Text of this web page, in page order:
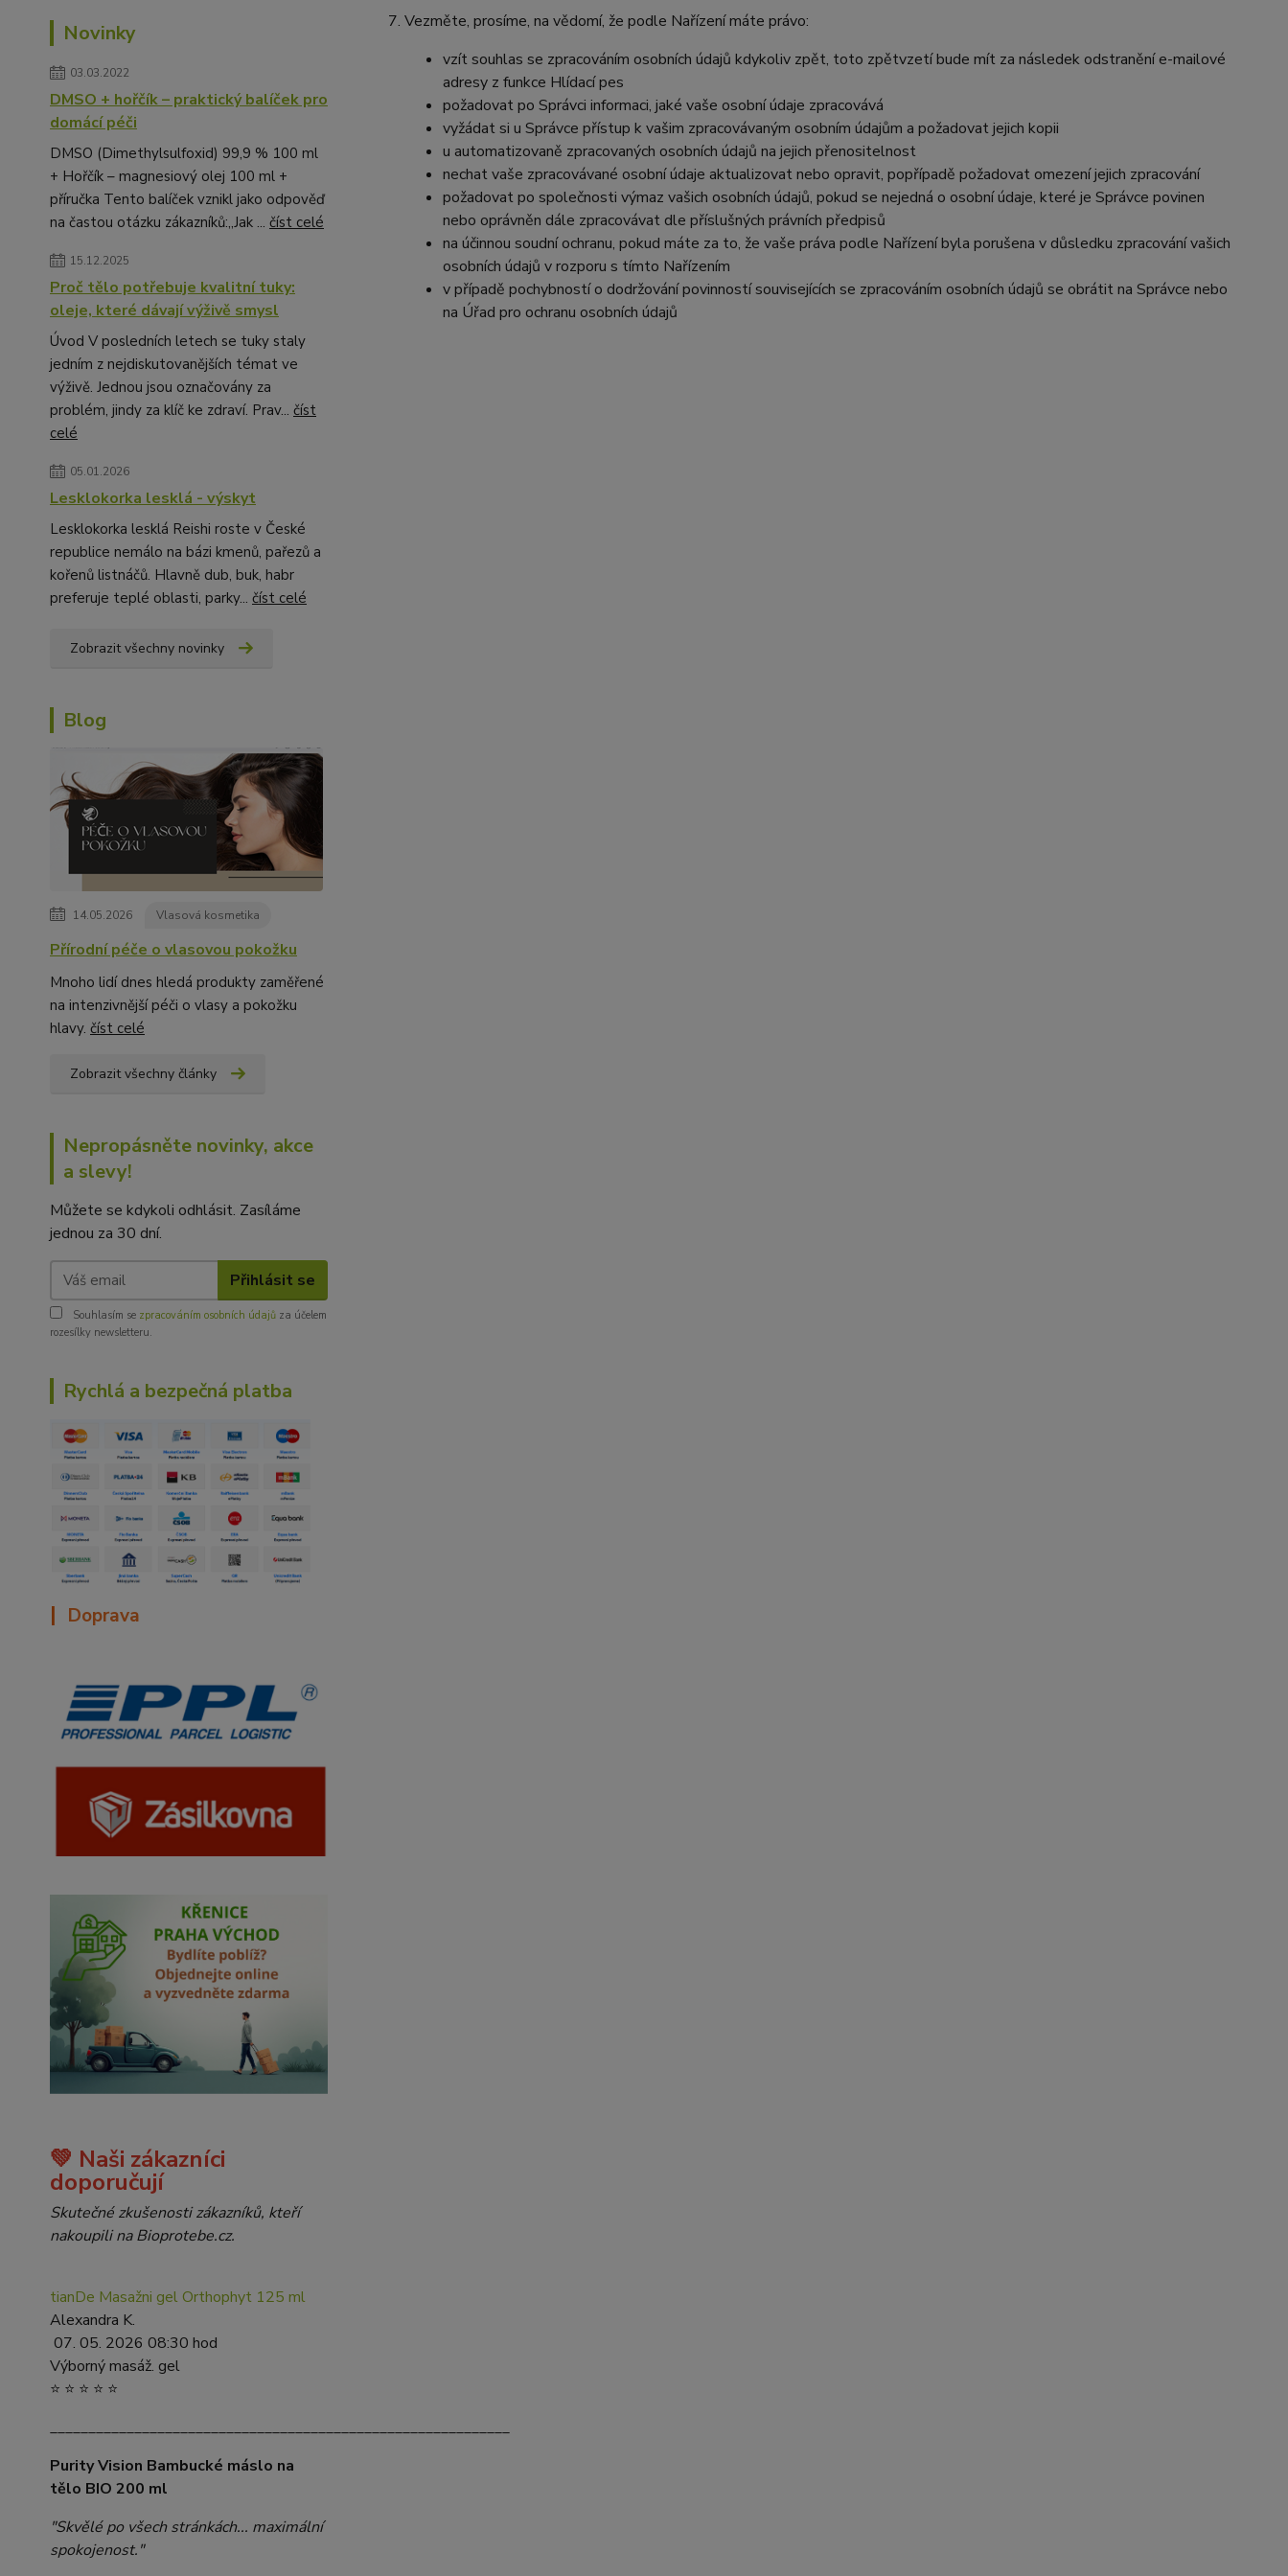
Novinky
03.03.2022
DMSO + hořčík – praktický balíček pro
domácí péči
DMSO (Dimethylsulfoxid) 99,9 % 100 ml
+ Hořčík – magnesiový olej 100 ml +
příručka Tento balíček vznikl jako odpověď
na častou otázku zákazníků:„Jak ... číst celé
15.12.2025
Proč tělo potřebuje kvalitní tuky:
oleje, které dávají výživě smysl
Úvod V posledních letech se tuky staly
jedním z nejdiskutovanějších témat ve
výživě. Jednou jsou označovány za
problém, jindy za klíč ke zdraví. Prav... číst
celé
05.01.2026
Lesklokorka lesklá - výskyt
Lesklokorka lesklá Reishi roste v České
republice nemálo na bázi kmenů, pařezů a
kořenů listnáčů. Hlavně dub, buk, habr
preferuje teplé oblasti, parky... číst celé
Zobrazit všechny novinky
Blog
14.05.2026 Vlasová kosmetika
Přírodní péče o vlasovou pokožku
Mnoho lidí dnes hledá produkty zaměřené
na intenzivnější péči o vlasy a pokožku
hlavy. číst celé
Zobrazit všechny články
Nepropásněte novinky, akce
a slevy!
Můžete se kdykoli odhlásit. Zasíláme
jednou za 30 dní.
Přihlásit se
Souhlasím se zpracováním osobních údajů za účelem
rozesílky newsletteru.
Rychlá a bezpečná platba
| Doprava
💚 Naši zákazníci
doporučují
Skutečné zkušenosti zákazníků, kteří
nakoupili na Bioprotebe.cz.
tianDe Masažni gel Orthophyt 125 ml
Alexandra K.
07. 05. 2026 08:30 hod
Výborný masáž. gel
⭐ ⭐ ⭐ ⭐ ⭐
____________________________________________________________
Purity Vision Bambucké máslo na
tělo BIO 200 ml
"Skvělé po všech stránkách... maximální
spokojenost."
Vezměte, prosíme, na vědomí, že podle Nařízení máte právo:
vzít souhlas se zpracováním osobních údajů kdykoliv zpět, toto zpětvzetí bude mít za následek odstranění e-mailové
adresy z funkce Hlídací pes
požadovat po Správci informaci, jaké vaše osobní údaje zpracovává
vyžádat si u Správce přístup k vašim zpracovávaným osobním údajům a požadovat jejich kopii
u automatizovaně zpracovaných osobních údajů na jejich přenositelnost
nechat vaše zpracovávané osobní údaje aktualizovat nebo opravit, popřípadě požadovat omezení jejich zpracování
požadovat po společnosti výmaz vašich osobních údajů, pokud se nejedná o osobní údaje, které je Správce povinen
nebo oprávněn dále zpracovávat dle příslušných právních předpisů
na účinnou soudní ochranu, pokud máte za to, že vaše práva podle Nařízení byla porušena v důsledku zpracování vašich
osobních údajů v rozporu s tímto Nařízením
v případě pochybností o dodržování povinností souvisejících se zpracováním osobních údajů se obrátit na Správce nebo
na Úřad pro ochranu osobních údajů